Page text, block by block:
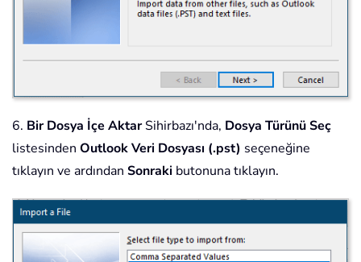
6. Bir Dosya İçe AktarSihirbazı'nda, Dosya Türünü Seç
listesinden Outlook Veri Dosyası (.pst) seçeneğine
tıklayın ve ardından Sonraki butonuna tıklayın.